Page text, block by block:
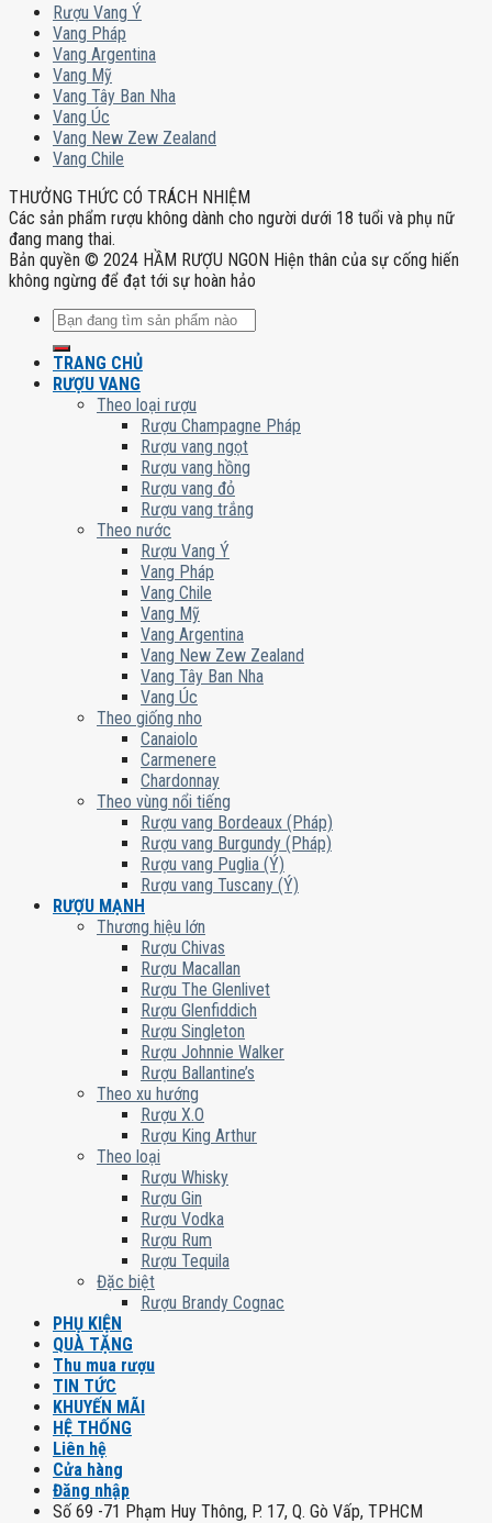
Rượu Vang Ý
Vang Pháp
Vang Argentina
Vang Mỹ
Vang Tây Ban Nha
Vang Úc
Vang New Zew Zealand
Vang Chile
THƯỞNG THỨC CÓ TRÁCH NHIỆM
Các sản phẩm rượu không dành cho người dưới 18 tuổi và phụ nữ
đang mang thai.
Bản quyền © 2024 HẦM RƯỢU NGON Hiện thân của sự cống hiến
không ngừng để đạt tới sự hoàn hảo
Tìm
kiếm:
TRANG CHỦ
RƯỢU VANG
Theo loại rượu
Rượu Champagne Pháp
Rượu vang ngọt
Rượu vang hồng
Rượu vang đỏ
Rượu vang trắng
Theo nước
Rượu Vang Ý
Vang Pháp
Vang Chile
Vang Mỹ
Vang Argentina
Vang New Zew Zealand
Vang Tây Ban Nha
Vang Úc
Theo giống nho
Canaiolo
Carmenere
Chardonnay
Theo vùng nổi tiếng
Rượu vang Bordeaux (Pháp)
Rượu vang Burgundy (Pháp)
Rượu vang Puglia (Ý)
Rượu vang Tuscany (Ý)
RƯỢU MẠNH
Thương hiệu lớn
Rượu Chivas
Rượu Macallan
Rượu The Glenlivet
Rượu Glenfiddich
Rượu Singleton
Rượu Johnnie Walker
Rượu Ballantine’s
Theo xu hướng
Rượu X.O
Rượu King Arthur
Theo loại
Rượu Whisky
Rượu Gin
Rượu Vodka
Rượu Rum
Rượu Tequila
Đặc biệt
Rượu Brandy Cognac
PHỤ KIỆN
QUÀ TẶNG
Thu mua rượu
TIN TỨC
KHUYẾN MÃI
HỆ THỐNG
Liên hệ
Cửa hàng
Đăng nhập
Số 69 -71 Phạm Huy Thông, P. 17, Q. Gò Vấp, TPHCM